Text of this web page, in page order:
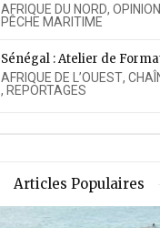
AFRIQUE DU NORD,
PÊCHE MARITIME
Sénégal : Atelier de
AFRIQUE DE L’OUEST,
, REPORTAGES
Articles Populaires